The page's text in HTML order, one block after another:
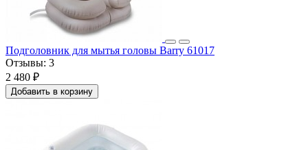
Подголовник для мытья головы Barry 61017
Отзывы: 3
2 480 ₽
Добавить в корзину